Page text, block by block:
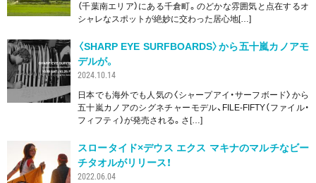
（千葉南エリア）にある千倉町。のどかな雰囲気と点在するオ
シャレなスポットが絶妙に交わった居心地[…]
〈SHARP EYE SURFBOARDS〉から五十嵐カノアモ
デルが。
2024.10.14
日本でも海外でも人気の〈シャープアイ・サーフボード〉から
五十嵐カノアのシグネチャーモデル、FILE-FIFTY（ファイル・
フィフティ）が発売される。さ[…]
スロータイド×デウス エクス マキナのマルチなビー
チタオルがリリース！
2022.06.04